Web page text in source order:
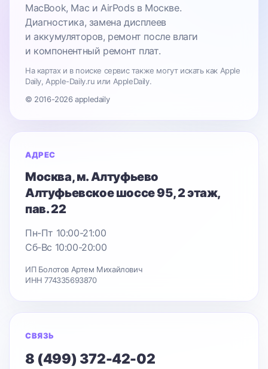
MacBook, Mac и AirPods в Москве.
Диагностика, замена дисплеев
и аккумуляторов, ремонт после влаги
и компонентный ремонт плат.
На картах и в поиске сервис также могут искать как Apple
Daily, Apple-Daily.ru или AppleDaily.
© 2016-2026 appledaily
АДРЕС
Москва, м. Алтуфьево
Алтуфьевское шоссе 95, 2 этаж,
пав. 22
Пн-Пт 10:00-21:00
Сб-Вс 10:00-20:00
ИП Болотов Артем Михайлович
ИНН 774335693870
СВЯЗЬ
8 (499) 372-42-02